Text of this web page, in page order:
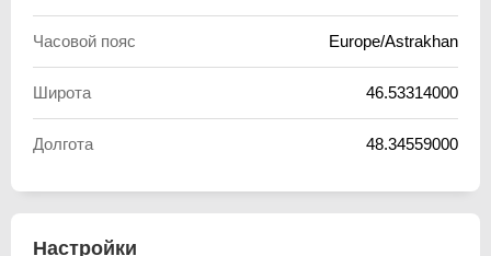
Часовой пояс Europe/Astrakhan
Широта 46.53314000
Долгота 48.34559000
Настройки